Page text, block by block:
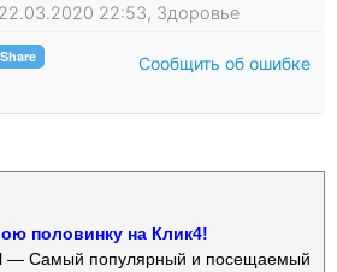
22:53, Здоровье
Сообщить об ошибке
половинку на Клик4!
— Самый популярный и посещаемый